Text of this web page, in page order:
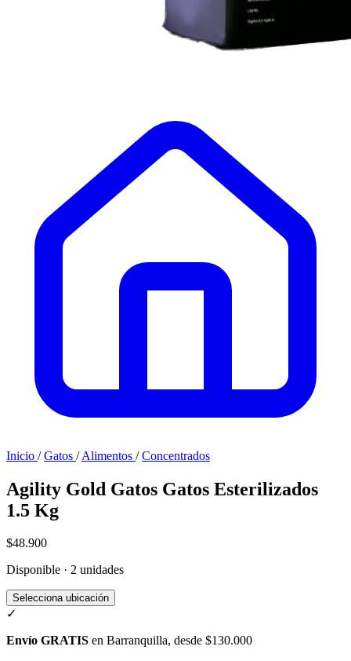
Inicio / Gatos / Alimentos / Concentrados
Agility Gold Gatos Gatos Esterilizados
1.5 Kg
$48.900
Disponible · 2 unidades
Selecciona ubicación
✓
Envío GRATIS en Barranquilla, desde $130.000